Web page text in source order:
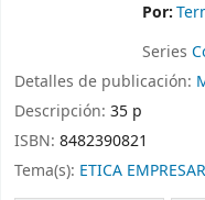
Por:
Series
Detalles de publicación:
Descripción: 35 p
ISBN: 8482390821
Tema(s): ETICA